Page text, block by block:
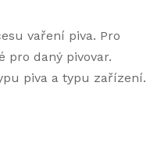
vaření piva. Pro
daný pivovar.
piva a typu zařízení.